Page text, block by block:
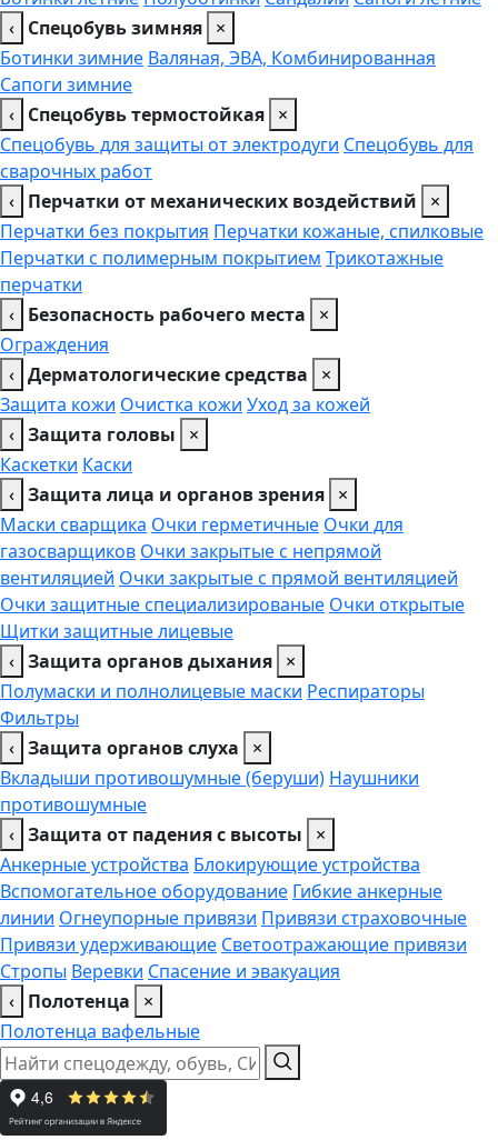
‹ Спецобувь зимняя ×
Ботинки зимние Валяная, ЭВА, Комбинированная
Сапоги зимние
‹ Спецобувь термостойкая ×
Спецобувь для защиты от электродуги Спецобувь для
сварочных работ
‹ Перчатки от механических воздействий
×
Перчатки без покрытия Перчатки кожаные, спилковые
Перчатки с полимерным покрытием Трикотажные
перчатки
‹ Безопасность рабочего места
×
Ограждения
‹ Дерматологические средства
×
Защита кожи Очистка кожи Уход за кожей
‹ Защита головы
×
Каскетки Каски
‹ Защита лица и органов зрения ×
Маски сварщика Очки герметичные Очки для
газосварщиков Очки закрытые с непрямой
вентиляцией Очки закрытые с прямой вентиляцией
Очки защитные специализированые Очки открытые
Щитки защитные лицевые
‹ Защита органов дыхания ×
Полумаски и полнолицевые маски Респираторы
Фильтры
‹ Защита органов слуха
×
Вкладыши противошумные (беруши) Наушники
противошумные
‹ Защита от падения с высоты
×
Анкерные устройства Блокирующие устройства
Вспомогательное оборудование Гибкие анкерные
линии Огнеупорные привязи Привязи страховочные
Привязи удерживающие Светоотражающие привязи
Стропы Веревки Спасение и эвакуация
‹ Полотенца
×
Полотенца вафельные